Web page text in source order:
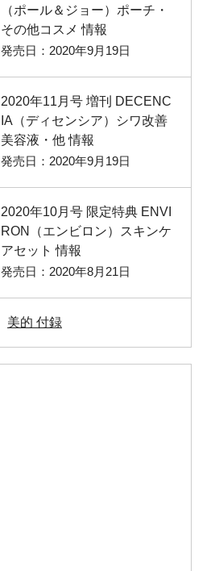
（ポール＆ジョー）ポーチ・
その他コスメ 情報
発売日：2020年9月19日
2020年11月号 増刊 DECENC
IA（ディセンシア）シワ改善
美容液・他 情報
発売日：2020年9月19日
2020年10月号 限定特典 ENVI
RON（エンビロン）スキンケ
アセット 情報
発売日：2020年8月21日
美的 付録